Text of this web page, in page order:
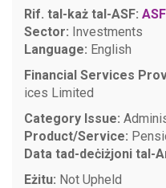
Rif. tal-każ tal-ASF:
Sector: Investments
Language: English
Financial Services
ices Limited
Category Issue:
Product/Service:
Data tad-deċiżjoni tal-
Eżitu: Not Upheld